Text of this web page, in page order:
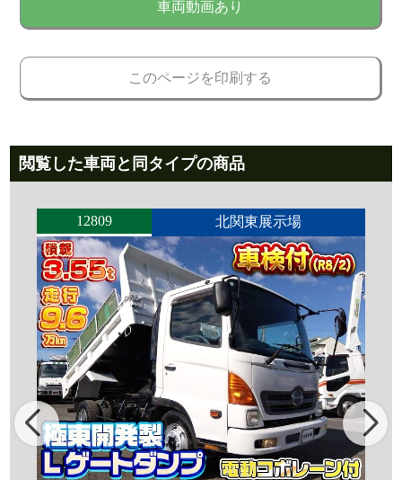
車両動画あり
このページを印刷する
閲覧した車両と同タイプの商品
12809 北関東展示場